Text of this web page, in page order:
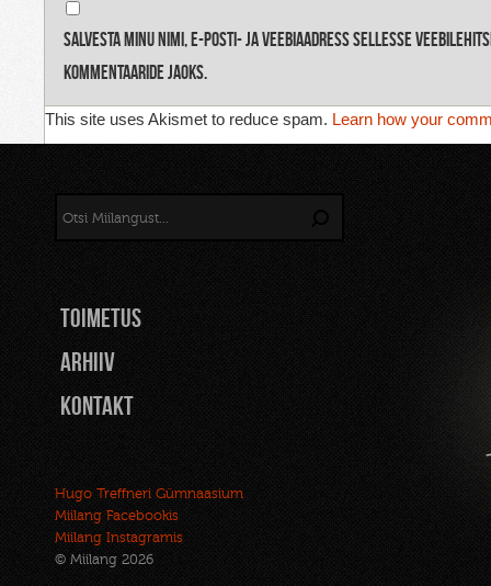
Salvesta minu nimi, e-posti- ja veebiaadress sellesse
kommentaaride jaoks.
This site uses Akismet to reduce spam. Learn how your
TOIMETUS
Arhiiv
Kontakt
Hugo Treffneri Gümnaasium
Miilang Facebookis
Miilang Instagramis
© Miilang 2026